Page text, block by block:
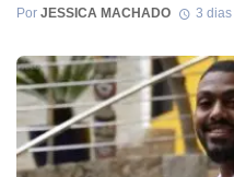
Por JESSICA MACHADO 3 dias